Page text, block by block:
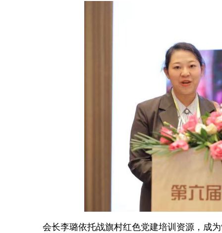
会长李璐依托战旗村红色党建培训资源，成